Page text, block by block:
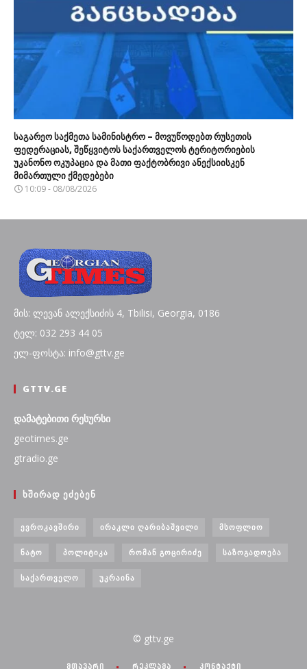
საგარეო საქმეთა სამინისტრო – მოვუწოდებთ რუსეთის
ფედერაციას, შეწყვიტოს საქართველოს ტერიტორიების
უკანონო ოკუპაცია და მათი ფაქტობრივი ანექსიისკენ
მიმართული ქმედებები
10:09 - 08/08/2026
მის: ლევან ალექსიძის 4, Tbilisi, Georgia, 0186
ტელ: 032 293 44 05
ელ-ფოსტა: info@gttv.ge
GTTV.GE
დამატებითი რესურსი
geotimes.ge
gtradio.ge
ᲮᲨᲘᲠᲐᲓ ᲔᲫᲔᲑᲔᲜ
ᲔᲕᲠᲝᲙᲐᲕᲨᲘᲠᲘ ᲘᲠᲐᲙᲚᲘ ᲦᲐᲠᲘᲑᲐᲨᲕᲘᲚᲘ ᲛᲡᲝᲤᲚᲘᲝ
ᲜᲐᲢᲝ ᲞᲝᲚᲘᲢᲘᲙᲐ ᲠᲝᲛᲐᲜ ᲒᲝᲪᲘᲠᲘᲫᲔ ᲡᲐᲖᲝᲒᲐᲓᲝᲔᲑᲐ
ᲡᲐᲥᲐᲠᲗᲕᲔᲚᲝ ᲣᲙᲠᲐᲘᲜᲐ
© gttv.ge
მთავარი რეკლამა კონტაქტი